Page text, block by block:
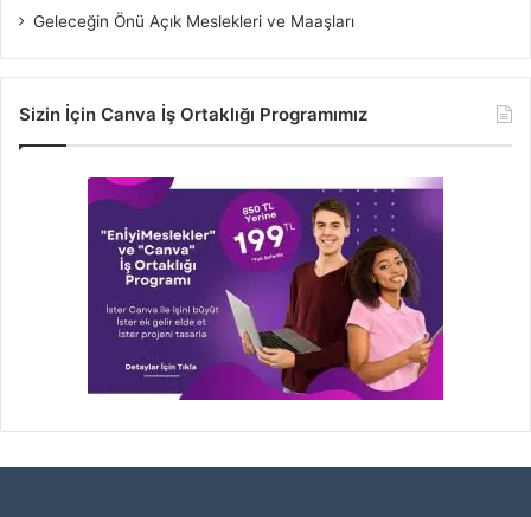
Geleceğin Önü Açık Meslekleri ve Maaşları
Sizin İçin Canva İş Ortaklığı Programımız